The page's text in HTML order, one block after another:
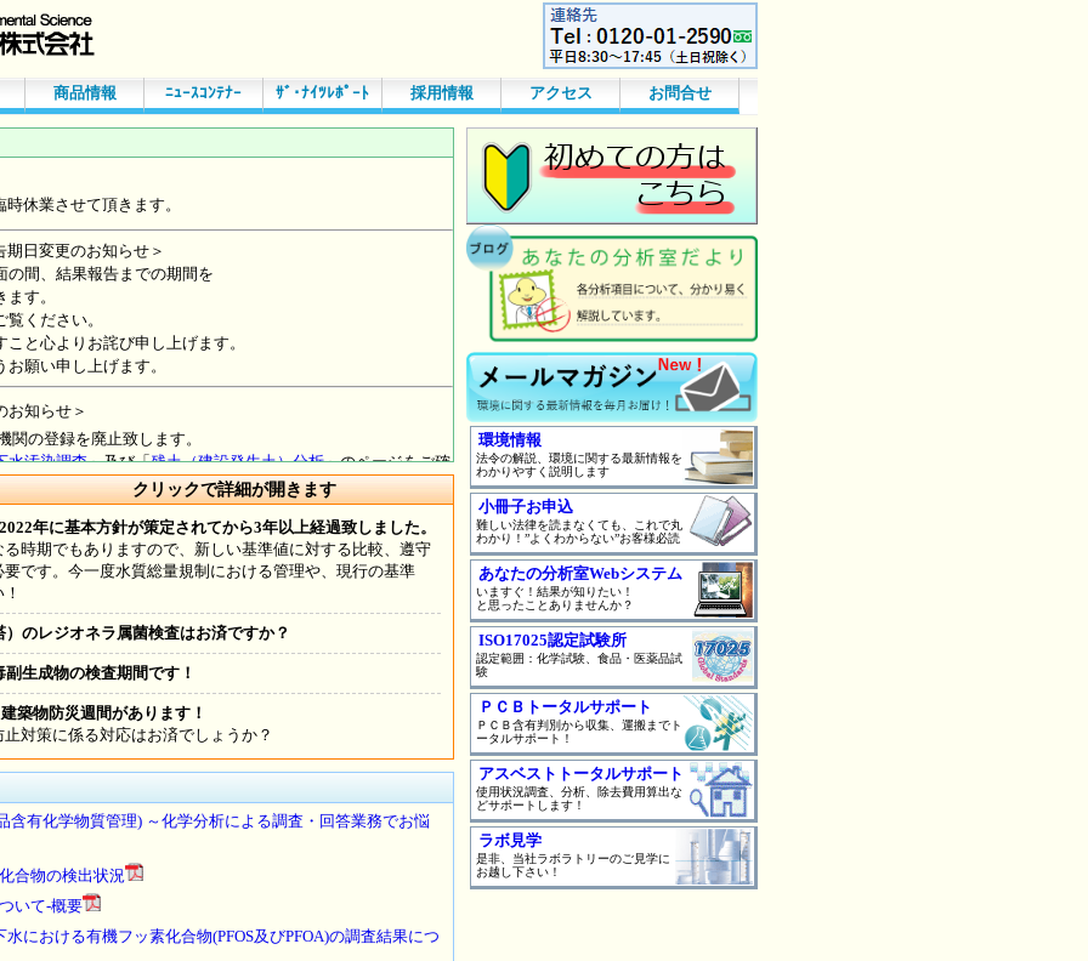
商品情報 ﾆｭｰｽｺﾝﾃﾅｰ ｻﾞ･ﾅｲﾂﾚﾎﾟｰﾄ 採用情報 アクセス お問合せ
環境情報
法令の解説、環境に関する最新情報を
わかりやすく説明します
小冊子お申込
難しい法律を読まなくても、これで丸
わかり！”よくわからない”お客様必読
あなたの分析室Webシステム
いますぐ！結果が知りたい！
と思ったことありませんか？
ISO17025認定試験所
認定範囲：化学試験、食品・医薬品試
験
ＰＣＢトータルサポート
ＰＣＢ含有判別から収集、運搬までト
ータルサポート！
アスベストトータルサポート
使用状況調査、分析、除去費用算出な
どサポートします！
ラボ見学
是非、当社ラボラトリーのご見学に
お越し下さい！
更新] クリックで詳細が開きます
年に基本方針が策定されてから3年以上経過致しました。
時期でもありますので、新しい基準値に対する比較、遵守
です。今一度水質総量規制における管理や、現行の基準
のレジオネラ属菌検査はお済ですか？
生成物の検査期間です！
築物防災週間があります！
対策に係る対応はお済でしょうか？
含有化学物質管理) ～化学分析による調査・回答業務でお悩
合物の検出状況
いて-概要
における有機フッ素化合物(PFOS及びPFOA)の調査結果につ